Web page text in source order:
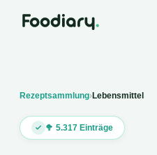
Rezeptsammlung›Lebensmittel
🥦 5.317 Einträge